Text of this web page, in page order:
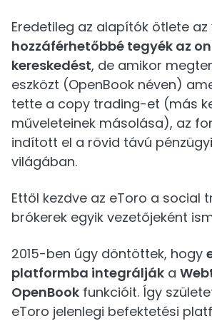
Eredetileg az alapítók ötlete
hozzáférhetőbbé tegyék az
kereskedést, de amikor
eszközt (OpenBook néven)
tette a copy trading-et (más
műveleteinek másolása), az
indított el a rövid távú
világában.
Ettől kezdve az eToro a social
brókerek egyik vezetőjeként
2015-ben úgy döntöttek, hogy
platformba integrálják a
OpenBook funkcióit. Így
eToro jelenlegi befektetési